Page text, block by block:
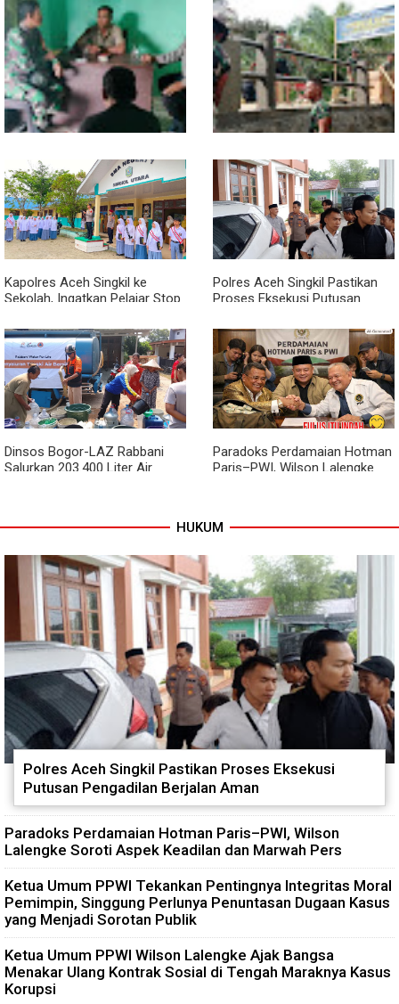
Sentuhan Akhir Jembatan
Garuda Dikebut, Kodim 0118
Optimistis Tepat Waktu
Babinsa Tanamkan Nilai
Pancasila dan Cinta Tanah Air
kepada Siswa SMP
Babinsa dan Bhabinkamtibmas
Kompak Gaungkan Gerakan
Kibarkan Merah Putih
Kodim 0118 Kebut Tahap Akhir
Jembatan Garuda, Pengecoran
Kepala Jembatan Terus
Berjalan
Kapolres Aceh Singkil ke
Sekolah, Ingatkan Pelajar Stop
Polres Aceh Singkil Pastikan
Proses Eksekusi Putusan
Dinsos Bogor-LAZ Rabbani
Salurkan 203.400 Liter Air
Paradoks Perdamaian Hotman
Paris–PWI, Wilson Lalengke
HUKUM
Polres Aceh Singkil Pastikan Proses Eksekusi
Putusan Pengadilan Berjalan Aman
Paradoks Perdamaian Hotman Paris–PWI, Wilson
Lalengke Soroti Aspek Keadilan dan Marwah Pers
Ketua Umum PPWI Tekankan Pentingnya Integritas Moral
Pemimpin, Singgung Perlunya Penuntasan Dugaan Kasus
yang Menjadi Sorotan Publik
Ketua Umum PPWI Wilson Lalengke Ajak Bangsa
Menakar Ulang Kontrak Sosial di Tengah Maraknya Kasus
Korupsi